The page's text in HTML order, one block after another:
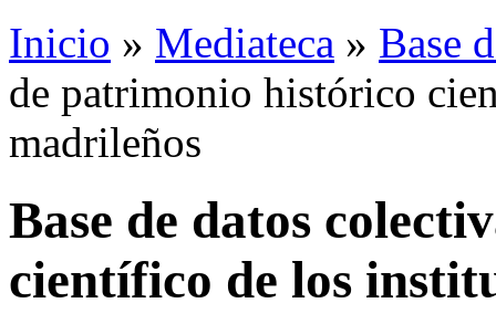
Inicio » Mediateca » Base
de patrimonio histórico
madrileños
Base de datos
científico de los